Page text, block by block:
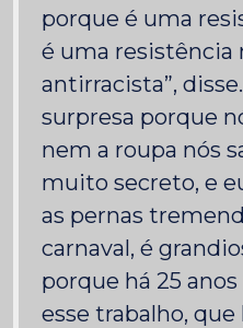
porque é uma
é uma resistência
antirracista”,
surpresa porque
nem a roupa nós
muito secreto, e
as pernas
carnaval, é
porque há 25
esse trabalho,